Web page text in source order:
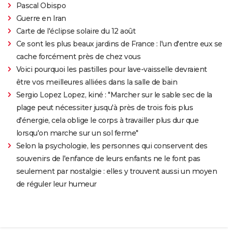
Pascal Obispo
Guerre en Iran
Carte de l'éclipse solaire du 12 août
Ce sont les plus beaux jardins de France : l'un d'entre eux se
cache forcément près de chez vous
Voici pourquoi les pastilles pour lave-vaisselle devraient
être vos meilleures alliées dans la salle de bain
Sergio Lopez Lopez, kiné : "Marcher sur le sable sec de la
plage peut nécessiter jusqu'à près de trois fois plus
d'énergie, cela oblige le corps à travailler plus dur que
lorsqu'on marche sur un sol ferme"
Selon la psychologie, les personnes qui conservent des
souvenirs de l'enfance de leurs enfants ne le font pas
seulement par nostalgie : elles y trouvent aussi un moyen
de réguler leur humeur